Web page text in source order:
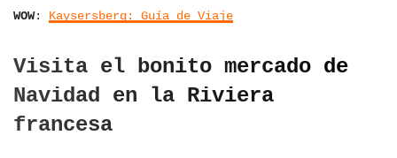
WOW: Kaysersberg: Guía de Viaje
Visita el bonito mercado de
Navidad en la Riviera
francesa